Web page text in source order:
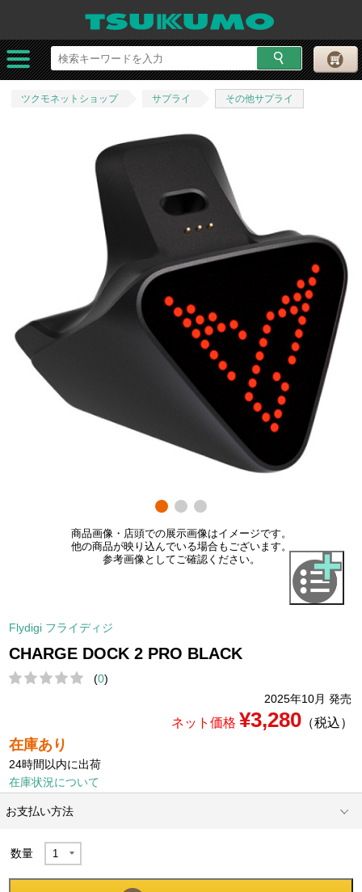
ツクモネットショップ サプライ その他サプライ
商品画像・店頭での展示画像はイメージです。
他の商品が映り込んでいる場合もございます。
参考画像としてご確認ください。
Flydigi フライディジ
CHARGE DOCK 2 PRO BLACK
(0)
2025年10月 発売
ネット価格 ¥3,280（税込）
在庫あり
24時間以内に出荷
在庫状況について
お支払い方法
数量